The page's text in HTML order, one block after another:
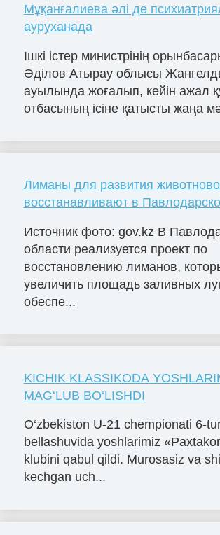
Мұқанғалиева әлі де
ауруханада
Ішкі істер министрінің
Әділов Атырау облысы
ауылында жоғалып, кейін ажал
отбасының ісіне қатысты жаңа
Лиманы для развития
восстанавливают в
Источник фото: gov.kz В
области реализуется проект по
восстановлению лиманов,
увеличить площадь заливных
обеспе...
KICHIK KLASSIKODA
MAGʻLUB BO‘LISHDI
O‘zbekiston U-21 chempionati 6-
bellashuvida yoshlarimiz
klubini qabul qildi. Murosasiz va
kechgan uch...